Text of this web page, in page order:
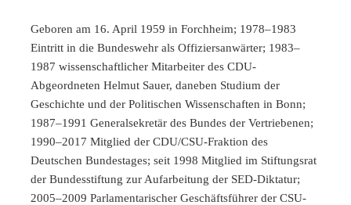
Geboren am 16. April 1959 in Forchheim; 1978–1983
Eintritt in die Bundeswehr als Offiziersanwärter; 1983–
1987 wissenschaftlicher Mitarbeiter des CDU-
Abgeordneten Helmut Sauer, daneben Studium der
Geschichte und der Politischen Wissenschaften in Bonn;
1987–1991 Generalsekretär des Bundes der Vertriebenen;
1990–2017 Mitglied der CDU/CSU-Fraktion des
Deutschen Bundestages; seit 1998 Mitglied im Stiftungsrat
der Bundesstiftung zur Aufarbeitung der SED-Diktatur;
2005–2009 Parlamentarischer Geschäftsführer der CSU-